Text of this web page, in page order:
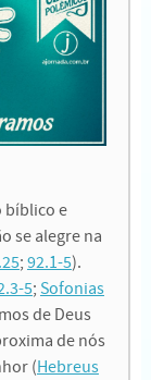
bíblico e
se alegre na
; 92.1-5).
5; Sofonias
de Deus
de nós
(Hebreus